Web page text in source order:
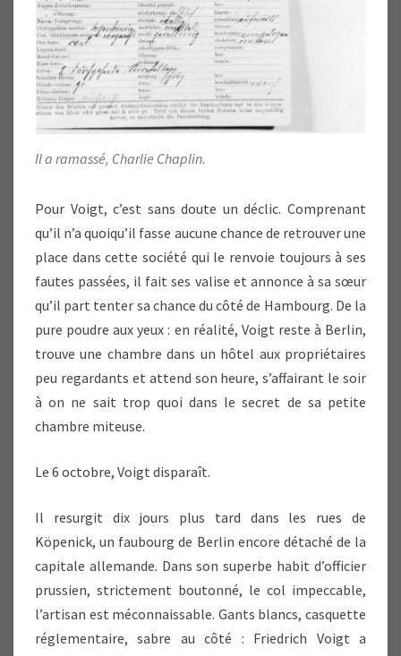
Il a ramassé, Charlie Chaplin.
Pour Voigt, c’est sans doute un déclic. Comprenant
qu’il n’a quoiqu’il fasse aucune chance de retrouver une
place dans cette société qui le renvoie toujours à ses
fautes passées, il fait ses valise et annonce à sa sœur
qu’il part tenter sa chance du côté de Hambourg. De la
pure poudre aux yeux : en réalité, Voigt reste à Berlin,
trouve une chambre dans un hôtel aux propriétaires
peu regardants et attend son heure, s’affairant le soir
à on ne sait trop quoi dans le secret de sa petite
chambre miteuse.
Le 6 octobre, Voigt disparaît.
Il resurgit dix jours plus tard dans les rues de
Köpenick, un faubourg de Berlin encore détaché de la
capitale allemande. Dans son superbe habit d’officier
prussien, strictement boutonné, le col impeccable,
l’artisan est méconnaissable. Gants blancs, casquette
réglementaire, sabre au côté : Friedrich Voigt a